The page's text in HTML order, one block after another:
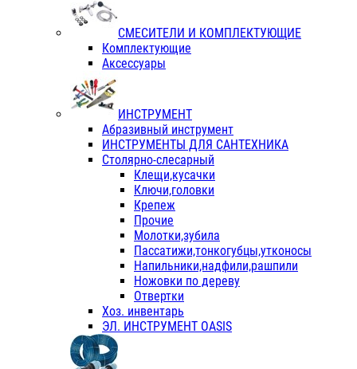
СМЕСИТЕЛИ И КОМПЛЕКТУЮЩИЕ
Комплектующие
Аксессуары
ИНСТРУМЕНТ
Абразивный инструмент
ИНСТРУМЕНТЫ ДЛЯ САНТЕХНИКА
Столярно-слесарный
Клещи,кусачки
Ключи,головки
Крепеж
Прочие
Молотки,зубила
Пассатижи,тонкогубцы,утконосы
Напильники,надфили,рашпили
Ножовки по дереву
Отвертки
Хоз. инвентарь
ЭЛ. ИНСТРУМЕНТ OASIS